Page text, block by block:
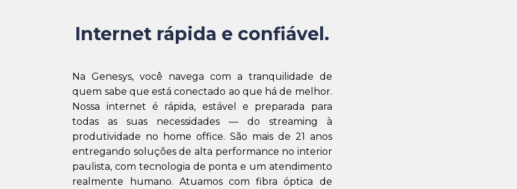
Internet rápida e confiável.
Na Genesys, você navega com a tranquilidade de
quem sabe que está conectado ao que há de melhor.
Nossa internet é rápida, estável e preparada para
todas as suas necessidades — do streaming à
produtividade no home office. São mais de 21 anos
entregando soluções de alta performance no interior
paulista, com tecnologia de ponta e um atendimento
realmente humano. Atuamos com fibra óptica de